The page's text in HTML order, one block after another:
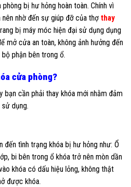
bị hư hỏng hoàn toàn. Chính vì
nhờ đến sự giúp đỡ của thợ thay
bị máy móc hiện đại sử dụng dụng
mở cửa an toàn, không ảnh hưởng đến
phận bên trong ổ.
cửa phòng?
bạn cần phải thay khóa mới nhằm đảm
sử dụng.
đến tình trạng khóa bị hư hỏng như: Ổ
bi bên trong ổ khóa trở nên mòn dần
khóa có dấu hiệu lỏng, không thật
được khóa.